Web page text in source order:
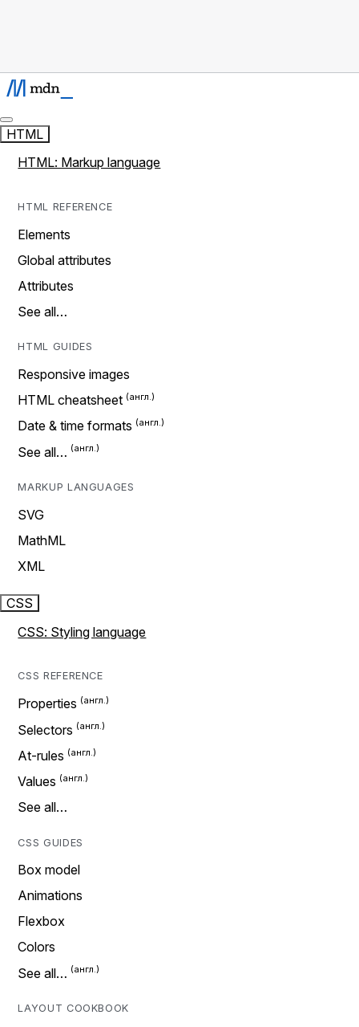
HTML
HTML: Markup language
HTML REFERENCE
Elements
Global attributes
Attributes
See all…
HTML GUIDES
Responsive images
HTML cheatsheet
Date & time formats
See all…
MARKUP LANGUAGES
SVG
MathML
XML
CSS
CSS: Styling language
CSS REFERENCE
Properties
Selectors
At-rules
Values
See all…
CSS GUIDES
Box model
Animations
Flexbox
Colors
See all…
LAYOUT COOKBOOK